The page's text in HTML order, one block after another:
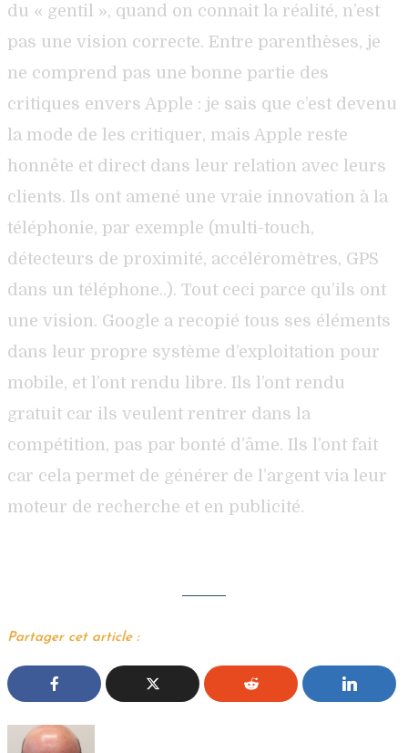
du « gentil », quand on connait la réalité, n’est
pas une vision correcte. Entre parenthèses, je
ne comprend pas une bonne partie des
critiques envers Apple : je sais que c’est devenu
la mode de les critiquer, mais Apple reste
honnête et direct dans leur relation avec leurs
clients. Ils ont amené une vraie innovation à la
téléphonie, par exemple (multi-touch,
détecteurs de proximité, accéléromètres, GPS
dans un téléphone..). Tout ceci parce qu’ils ont
une vision. Google a recopié tous ses éléments
dans leur propre système d’exploitation pour
mobile, et l’ont rendu libre. Ils l’ont rendu
gratuit car ils veulent rentrer dans la
compétition, pas par bonté d’âme. Ils l’ont fait
car cela permet de générer de l’argent via leur
moteur de recherche et en publicité.
Partager cet article :